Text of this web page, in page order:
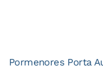
Pormenores Porta